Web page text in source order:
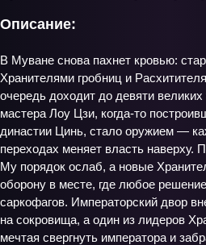
Описание:
В Муване снова пахнет кровью:
Хранителями гробниц и
очередь доходит до девяти
мастера Лоу Цзи, когда‑то
династии Цинь, стало оружием —
переходах меняет власть наверху.
Му порядок ослаб, а новые
оборону в месте, где любое
саркофагов. Императорский двор
на сокровища, а один из лидеров
мечтая свергнуть императора и